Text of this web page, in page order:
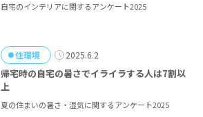
自宅のインテリアに関するアンケート2025
住環境 2025.6.2
帰宅時の自宅の暑さでイライラする人は7割以
上
夏の住まいの暑さ・湿気に関するアンケート2025